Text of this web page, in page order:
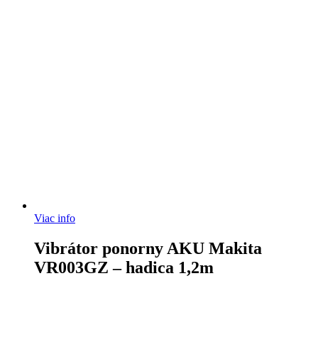
Viac info
Vibrátor ponorny AKU Makita
VR003GZ – hadica 1,2m